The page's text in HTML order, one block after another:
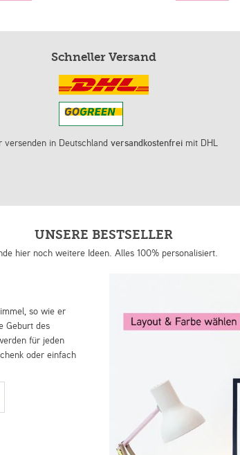
Schneller Versand
versenden in Deutschlandversandkostenfrei mit DHL
UNSERE BESTSELLER
hier noch weitere Ideen. Alles 100% personalisiert.
so wie er
Geburt des
für jeden
oder einfach